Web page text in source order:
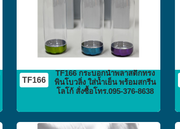
TF166
TF166 กระบอกน้ำพลาสติกทรง
พินโบวลิ่ง ใส่น้ำเย็น พร้อมสกรีน
โลโก้ สั่งซื้อโทร.095-376-8638